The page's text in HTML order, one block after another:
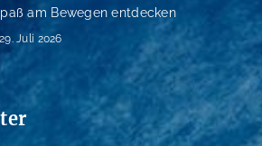
am Bewegen entdecken
29. Juli 2026